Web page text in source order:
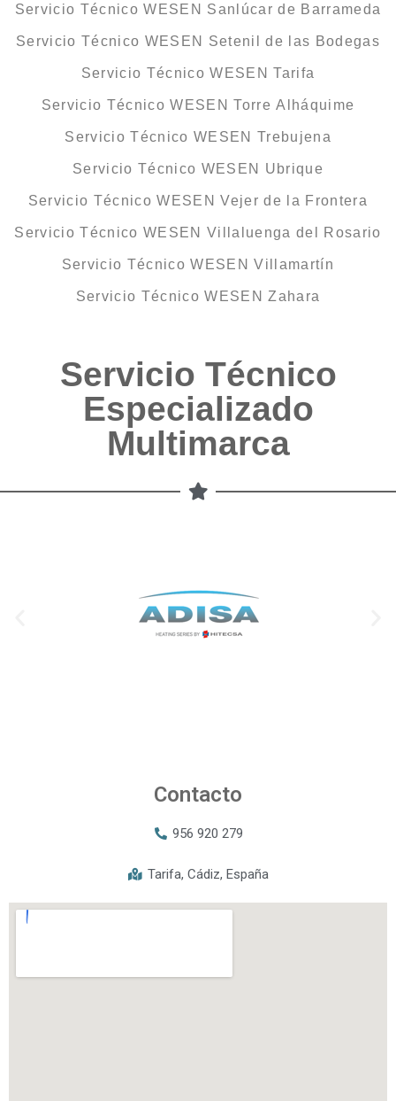
Servicio Técnico WESEN Sanlúcar de Barrameda
Servicio Técnico WESEN Setenil de las Bodegas
Servicio Técnico WESEN Tarifa
Servicio Técnico WESEN Torre Alháquime
Servicio Técnico WESEN Trebujena
Servicio Técnico WESEN Ubrique
Servicio Técnico WESEN Vejer de la Frontera
Servicio Técnico WESEN Villaluenga del Rosario
Servicio Técnico WESEN Villamartín
Servicio Técnico WESEN Zahara
Servicio Técnico
Especializado
Multimarca
Contacto
956 920 279
Tarifa, Cádiz, España